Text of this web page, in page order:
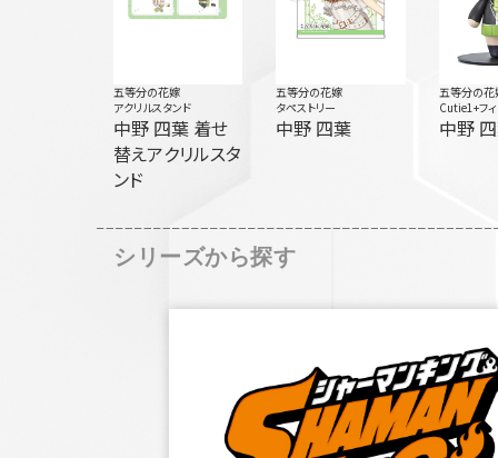
五等分の花嫁
アクリルスタンド
中野 四葉 着せ
替えアクリルスタ
ンド
五等分の花嫁
タペストリー
中野 四葉
五等分の花
Cutie1+フ
中野
シリーズから探す